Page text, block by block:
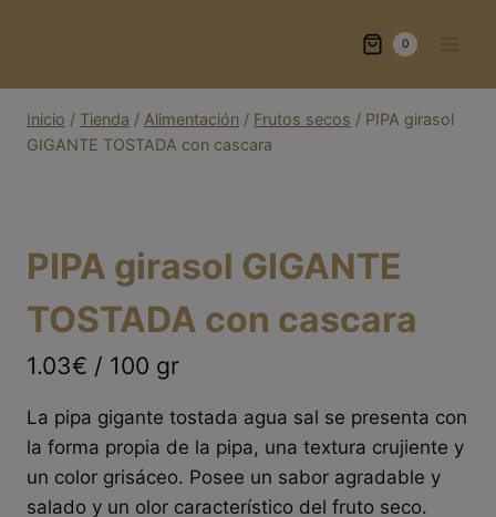
0
Inicio / Tienda / Alimentación / Frutos secos / PIPA girasol
GIGANTE TOSTADA con cascara
PIPA girasol GIGANTE
TOSTADA con cascara
1.03€ / 100 gr
La pipa gigante tostada agua sal se presenta con
la forma propia de la pipa, una textura crujiente y
un color grisáceo. Posee un sabor agradable y
salado y un olor característico del fruto seco.